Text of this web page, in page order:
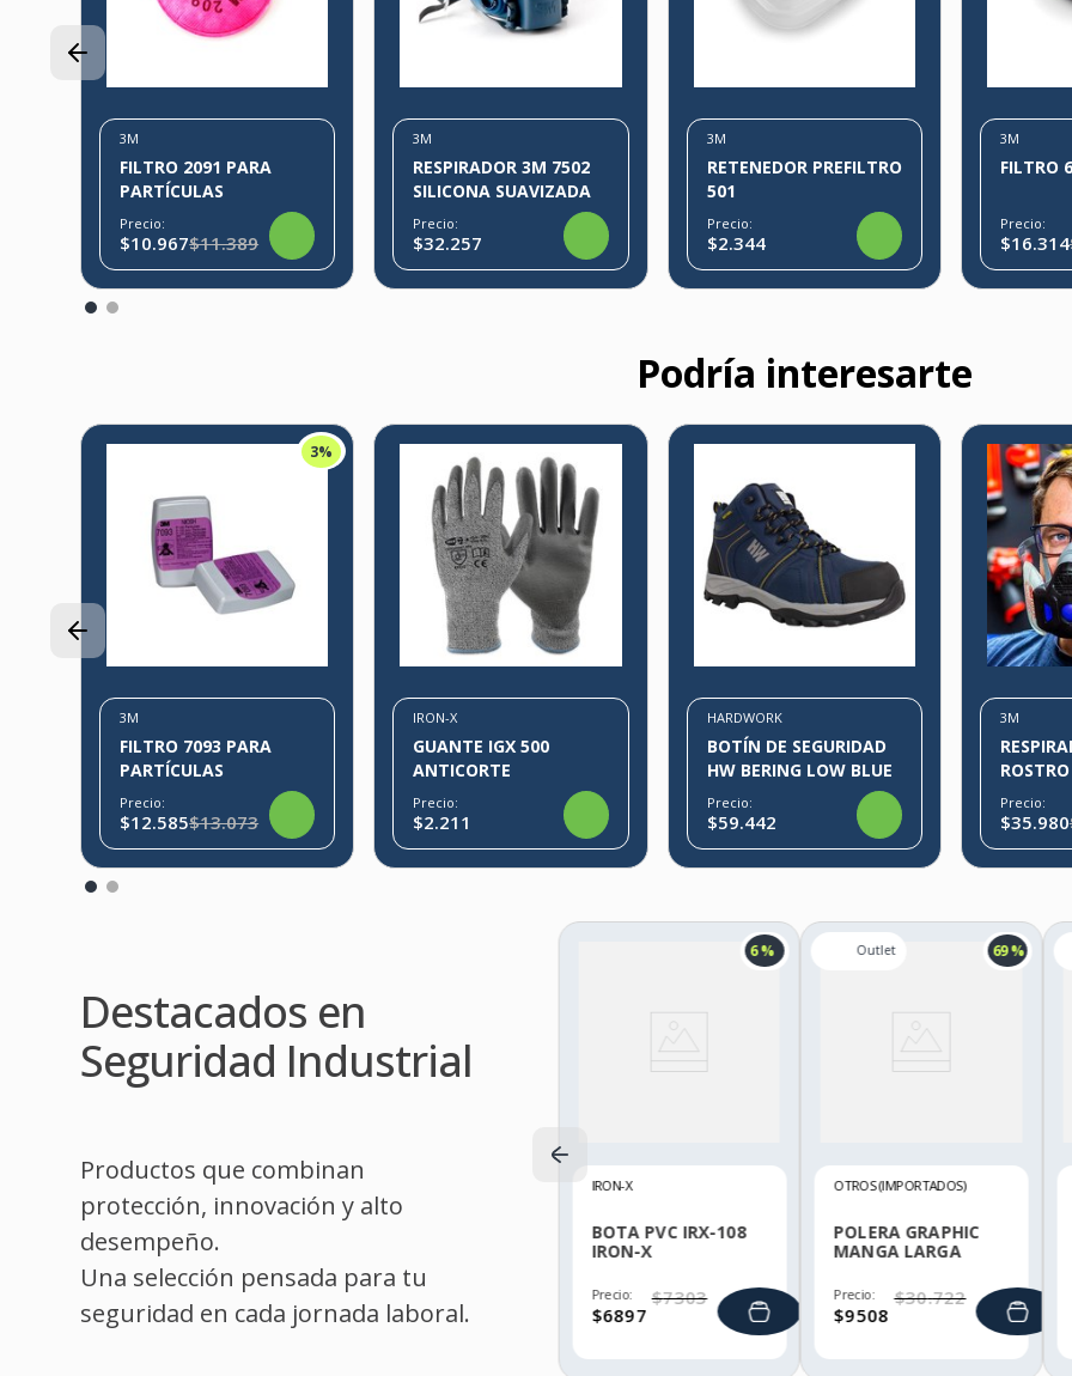
3M
FILTRO 2091 PARA
PARTÍCULAS
Precio:
$10.967$11.389
3M
RESPIRADOR 3M 7502
SILICONA SUAVIZADA
Precio:
$32.257
3M
RETENEDOR PREFILTRO
501
Precio:
$2.344
3M
FILTRO
Precio:
$16.314
Podría interesarte
3%
3M
FILTRO 7093 PARA
PARTÍCULAS
Precio:
$12.585$13.073
IRON-X
GUANTE IGX 500
ANTICORTE
Precio:
$2.211
HARDWORK
BOTÍN DE SEGURIDAD
HW BERING LOW BLUE
Precio:
$59.442
3M
RESPIRADOR
Precio:
$35.980
Destacados en
Seguridad Industrial
Productos que combinan
protección, innovación y alto
desempeño.
Una selección pensada para tu
seguridad en cada jornada laboral.
6 %
IRON-X
BOTA PVC IRX-108
IRON-X
Precio:
$6897
$7303
69 %
OTROS (IMPORTADOS)
POLERA GRAPHIC
MANGA LARGA
Precio:
$9508
$30.722